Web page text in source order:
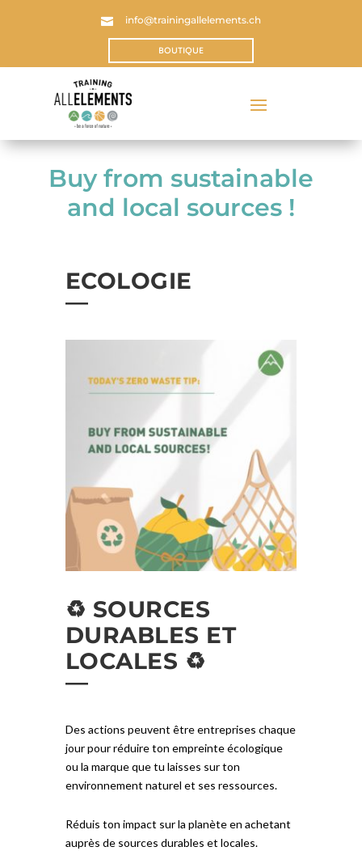
 info@trainingallelements.ch
BOUTIQUE
Buy from sustainable
and local sources !
ECOLOGIE
♻️ SOURCES
DURABLES ET
LOCALES ♻️⁠
Des actions peuvent être entreprises chaque
jour pour réduire ton empreinte écologique
ou la marque que tu laisses sur ton
environnement naturel et ses ressources.
Réduis ton impact sur la planète en achetant
auprès de sources durables et locales.⁠